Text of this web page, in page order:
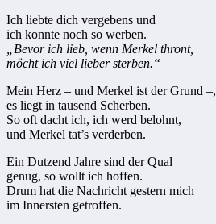
Ich liebte dich vergebens und
ich konnte noch so werben.
„Bevor ich lieb, wenn Merkel thront,
möcht ich viel lieber sterben.“
Mein Herz – und Merkel ist der Grund –,
es liegt in tausend Scherben.
So oft dacht ich, ich werd belohnt,
und Merkel tat’s verderben.
Ein Dutzend Jahre sind der Qual
genug, so wollt ich hoffen.
Drum hat die Nachricht gestern mich
im Innersten getroffen.